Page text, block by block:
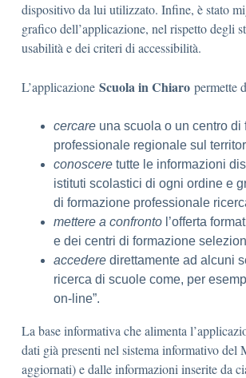
dispositivo da lui utilizzato. Infine, è stato
grafico dell’applicazione, nel rispetto degli
usabilità e dei criteri di accessibilità.
L’applicazione Scuola in Chiaro permette
cercare una scuola o un centro di
professionale regionale sul
conoscere tutte le informazioni
istituti scolastici di ogni ordine e
di formazione professionale
mettere a confronto l’offerta
e dei centri di formazione
accedere direttamente ad alcuni
ricerca di scuole come, per
on-line”.
La base informativa che alimenta
dati già presenti nel sistema informativo del
aggiornati) e dalle informazioni inserite da